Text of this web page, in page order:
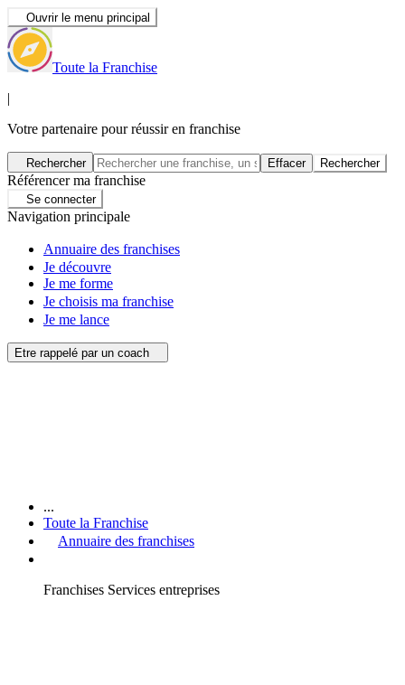
Ouvrir le menu principal
Toute la Franchise
|
Votre partenaire pour réussir en franchise
Rechercher Effacer Rechercher
Référencer ma franchise
Se connecter
Navigation principale
Annuaire des franchises
Je découvre
Je me forme
Je choisis ma franchise
Je me lance
Etre rappelé par un coach
...
Toute la Franchise
Annuaire des franchises
Franchises Services entreprises